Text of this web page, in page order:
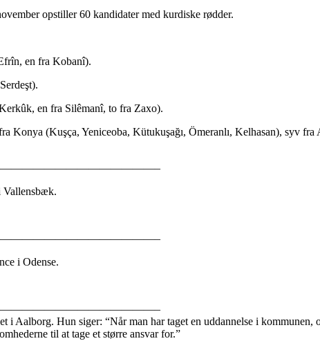
opstiller 60 kandidater med kurdiske rødder.
en fra Kobanî).
en fra Silêmanî, to fra Zaxo).
Konya (Kuşça, Yeniceoba, Kütukuşağı, Ömeranlı, Kelhasan), syv
Vallensbæk.
i Odense.
i Aalborg. Hun siger: “Nårman hartageten uddannelse i kommunen,
til attage etstørre ansvarfor.”